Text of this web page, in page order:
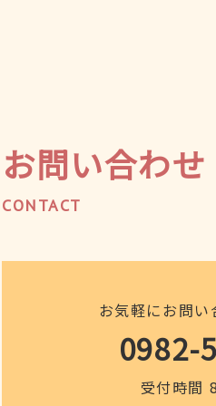
お問い合わせ
CONTACT
お気軽にお問
0982-
受付時間